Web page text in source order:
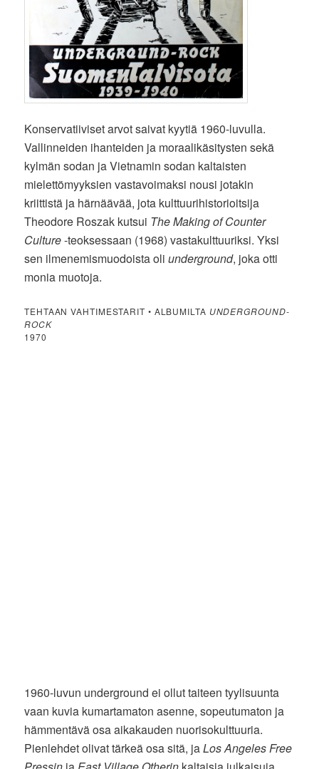
Konservatiiviset arvot saivat kyytiä 1960-luvulla.
Vallinneiden ihanteiden ja moraalikäsitysten sekä
kylmän sodan ja Vietnamin sodan kaltaisten
mielettömyyksien vastavoimaksi nousi jotakin
kriittistä ja härnäävää, jota kulttuurihistorioitsija
Theodore Roszak kutsui The Making of Counter
Culture-teoksessaan (1968) vastakulttuuriksi. Yksi
sen ilmenemismuodoista oliunderground, joka otti
monia muotoja.
TEHTAAN VAHTIMESTARIT • ALBUMILTA UNDERGROUND-
ROCK
1970
1960-luvun underground ei ollut taiteen tyylisuunta
vaan kuvia kumartamaton asenne, sopeutumaton ja
hämmentävä osa aikakauden nuorisokulttuuria.
Pienlehdet olivat tärkeä osa sitä, jaLos Angeles Free